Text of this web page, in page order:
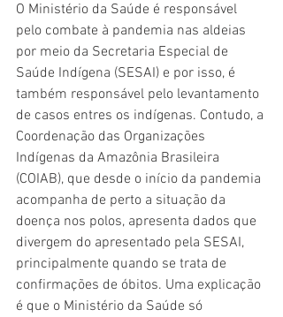
O Ministério da Saúde é responsável
pelo combate à pandemia nas aldeias
por meio da Secretaria Especial de
Saúde Indígena (SESAI) e por isso, é
também responsável pelo levantamento
de casos entres os indígenas. Contudo, a
Coordenação das Organizações
Indígenas da Amazônia Brasileira
(COIAB), que desde o início da pandemia
acompanha de perto a situação da
doença nos polos, apresenta dados que
divergem do apresentado pela SESAI,
principalmente quando se trata de
confirmações de óbitos. Uma explicação
é que o Ministério da Saúde só